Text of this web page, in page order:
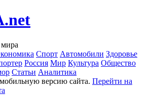
Спорт Автомобили Здоровье
Россия Мир Культура Общество
Статьи Аналитика
версию сайта. Перейти на